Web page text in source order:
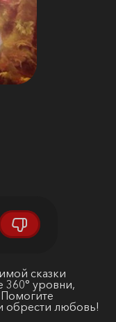
сказки
360° уровни,
обрести любовь!